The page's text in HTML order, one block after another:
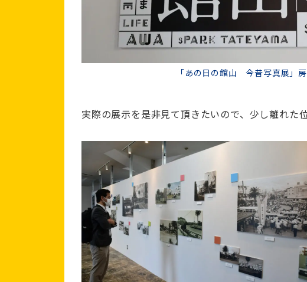
「あの日の館山 今昔写真展」
実際の展示を是非見て頂きたいので、少し離れた